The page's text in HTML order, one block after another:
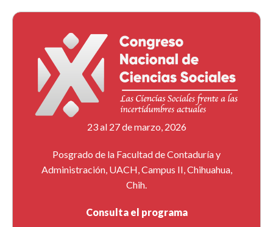
23 al 27 de marzo, 2026
Posgrado de la Facultad de Contaduría y
Administración, UACH, Campus II, Chihuahua,
Chih.
Consulta el programa